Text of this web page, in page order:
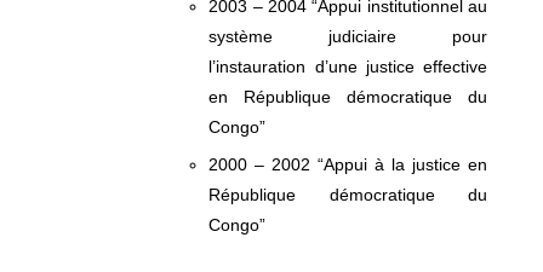
2003 – 2004 “Appui institutionnel au
système judiciaire pour
l’instauration d’une justice effective
en République démocratique du
Congo”
2000 – 2002 “Appui à la justice en
République démocratique du
Congo”